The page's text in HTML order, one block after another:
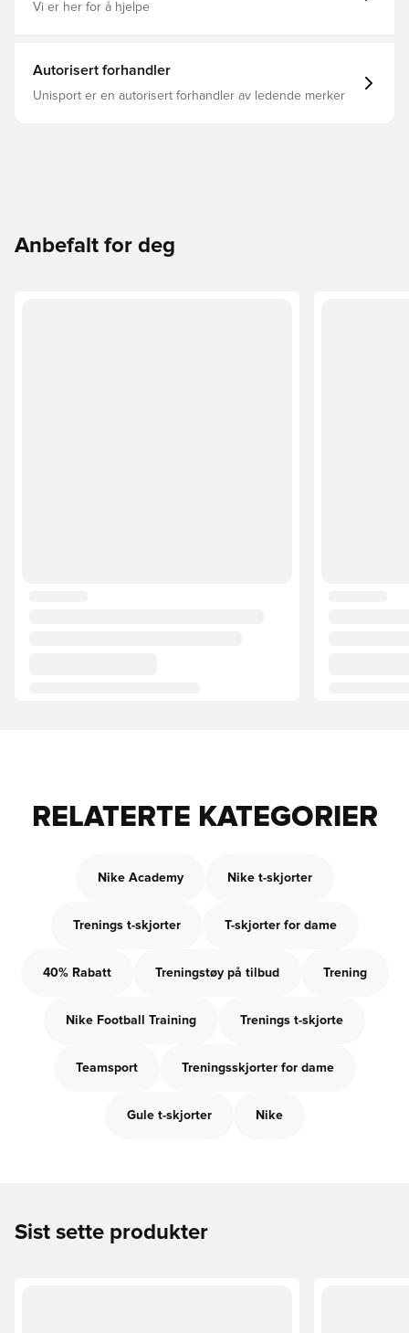
Vi er her for å hjelpe
Autorisert forhandler
Unisport er en autorisert forhandler av ledende merker
Anbefalt for deg
RELATERTE KATEGORIER
Nike Academy Nike t-skjorter
Trenings t-skjorter T-skjorter for dame
40% Rabatt Treningstøy på tilbud Trening
Nike Football Training Trenings t-skjorte
Teamsport Treningsskjorter for dame
Gule t-skjorter Nike
Sist sette produkter